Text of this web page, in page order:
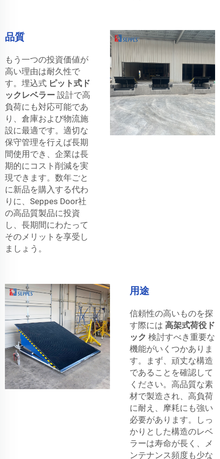
品質
もう一つの投資価値が
高い理由は耐久性で
す。埋込式 ピット式ド
ックレベラー 設計で高
負荷にも対応可能であ
り、倉庫および物流施
設に最適です。適切な
保守管理を行えば長期
間使用でき、企業は長
期的にコスト削減を実
現できます。数年ごと
に新品を購入する代わ
りに、Seppes Door社
の高品質製品に投資
し、長期間にわたって
そのメリットを享受し
ましょう。
用途
信頼性の高いものを探
す際には 高架式荷役ド
ック 検討すべき重要な
機能がいくつかありま
す。まず、頑丈な構造
であることを確認して
ください。高品質な素
材で製造され、高負荷
に耐え、摩耗にも強い
必要があります。しっ
かりとした構造のレベ
ラーは寿命が長く、メ
ンテナンス頻度も少な